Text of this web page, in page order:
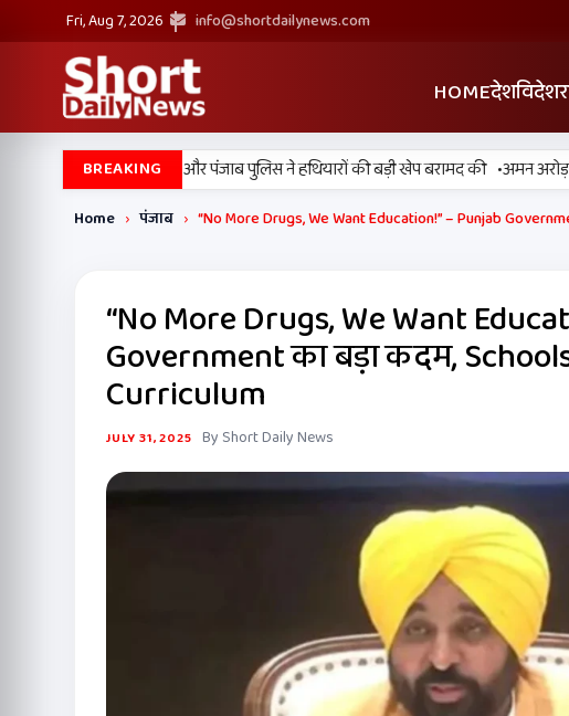
Fri, Aug 7, 2026 info@shortdailynews.com
HOMEदेशविदेश
BREAKING
में बड़ी कामयाबी, BSF और पंजाब पुलिस ने हथियारों की बड़ी खेप बरामद की •अमन अरोड़ा ने
Home › पंजाब › “No More Drugs, We Want Education!” – Punjab
“No More Drugs, We Want
Government का बड़ा कदम,
Curriculum
JULY 31, 2025 By Short Daily News